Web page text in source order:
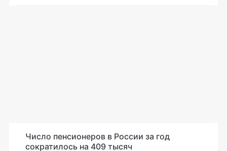
Число пенсионеров в России за год
сократилось на 409 тысяч